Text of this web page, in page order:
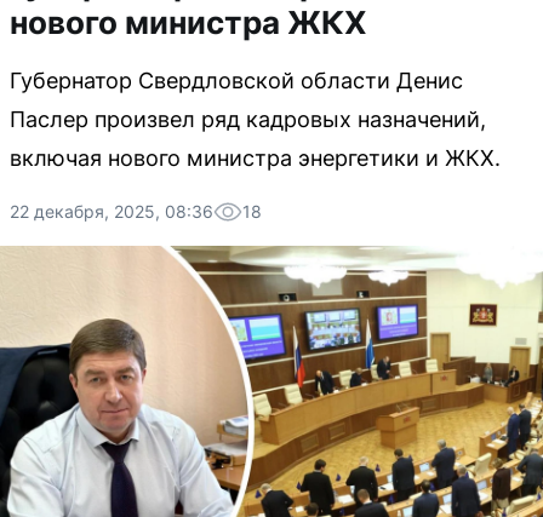
нового министра ЖКХ
Губернатор Свердловской области Денис
Паслер произвел ряд кадровых назначений,
включая нового министра энергетики и ЖКХ.
22 декабря, 2025, 08:36 18